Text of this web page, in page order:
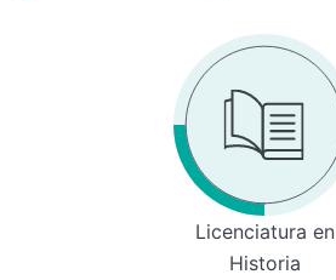
Licenciatura en
Historia